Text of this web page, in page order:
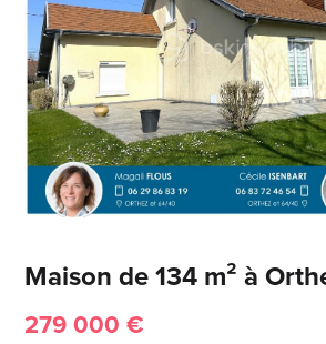
Maison de 134 m² à
279 000 €